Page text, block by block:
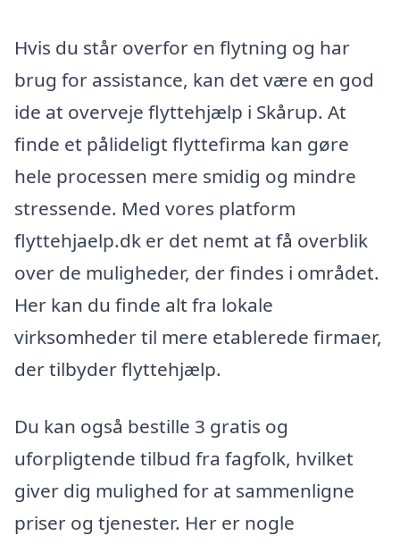
Hvis du står overfor en flytning og har
brug for assistance, kan det være en god
ide at overveje flyttehjælp i Skårup. At
finde et pålideligt flyttefirma kan gøre
hele processen mere smidig og mindre
stressende. Med vores platform
flyttehjaelp.dk er det nemt at få overblik
over de muligheder, der findes i området.
Her kan du finde alt fra lokale
virksomheder til mere etablerede firmaer,
der tilbyder flyttehjælp.
Du kan også bestille 3 gratis og
uforpligtende tilbud fra fagfolk, hvilket
giver dig mulighed for at sammenligne
priser og tjenester. Her er nogle